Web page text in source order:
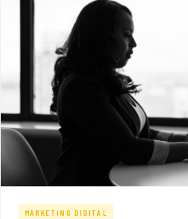
MARKETING DIGITAL